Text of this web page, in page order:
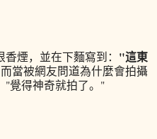
煙，並在下麵寫到： "這東
當被網友問道為什麼會拍攝
"覺得神奇就拍了。"